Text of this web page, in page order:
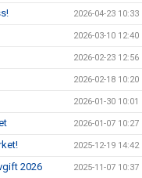
2026-04-23 10:33
2026-03-10 12:40
2026-02-23 12:56
2026-02-18 10:20
2026-01-30 10:01
2026-01-07 10:27
2025-12-19 14:42
2026 2025-11-07 10:37